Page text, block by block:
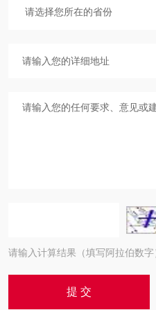
请输入计算结果（填写阿拉伯数